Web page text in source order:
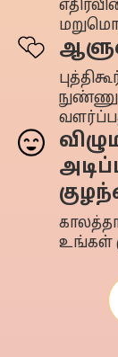
உங்கள்